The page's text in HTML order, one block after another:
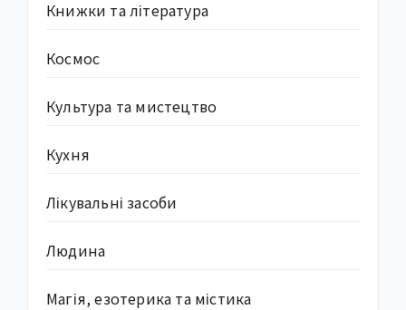
Книжки та література
Космос
Культура та мистецтво
Кухня
Лікувальні засоби
Людина
Магія, езотерика та містика